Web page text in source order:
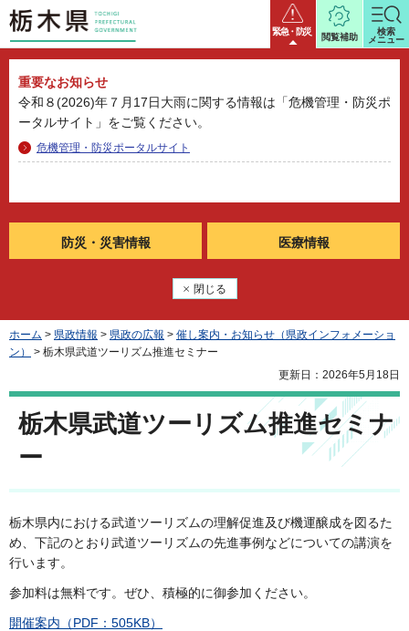
栃木県 緊急・防災
重要なお知らせ
令和８(2026)年７月17日大雨に関する情報は「危機管理・防災ポ
ータルサイト」をご覧ください。
危機管理・防災ポータルサイト
防災・ 災害情報 医療情報
閉じる
閲覧補助
検索
メニュー
ホーム > 県政情報 > 県政の広報 > 催し案内・お知らせ（県政インフォメーショ
ン）
> 栃木県武道ツーリズム推進セミナー
更新日：2026年5月18日
栃木県武道ツーリズム推進セミナ
ー
栃木県内における武道ツーリズムの理解促進及び機運醸成を図るた
め、下記のとおり武道ツーリズムの先進事例などについての講演を
行います。
参加料は無料です。ぜひ、積極的に御参加ください。
開催案内（PDF：505KB）